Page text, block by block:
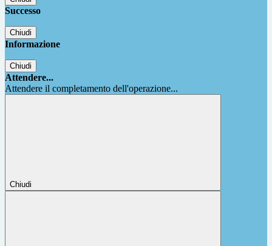
Successo
Chiudi
Informazione
Chiudi
Attendere...
Attendere il completamento dell'operazione...
Chiudi